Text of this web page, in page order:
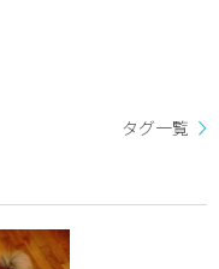
タグ一覧